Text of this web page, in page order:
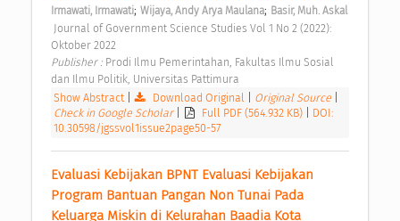
Irmawati, Irmawati; Wijaya, Andy Arya Maulana; Basir, Muh. Askal
Oktober 2022
Publisher : Prodi Ilmu Pemerintahan, Fakultas Ilmu Sosial
dan Ilmu Politik, Universitas Pattimura
Show Abstract
Download Original Original Source
Check in Google Scholar
Full PDF (564.932 KB)
DOI:
10.30598/jgssvol1issue2page50-57
Evaluasi Kebijakan BPNT Evaluasi Kebijakan
Program Bantuan Pangan Non Tunai Pada
Keluarga Miskin di Kelurahan Baadia Kota